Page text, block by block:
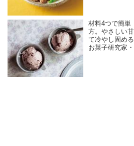
材料4つで簡単
方。やさしい
て冷やし固め
お菓子研究家